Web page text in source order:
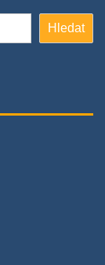
Hledat